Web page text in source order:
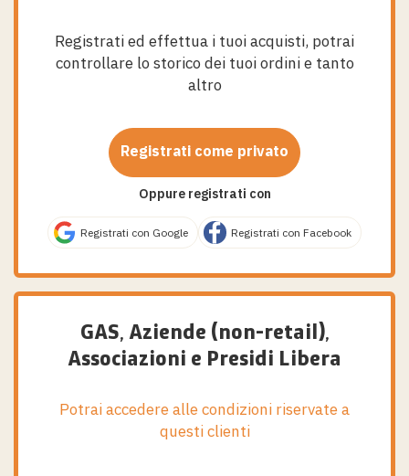
Registrati ed effettua i tuoi acquisti, potrai
controllare lo storico dei tuoi ordini e tanto
altro
Registrati come privato
Oppure registrati con
Registrati con Google Registrati con Facebook
GAS, Aziende (non-retail),
Associazioni e Presidi Libera
Potrai accedere alle condizioni riservate a
questi clienti